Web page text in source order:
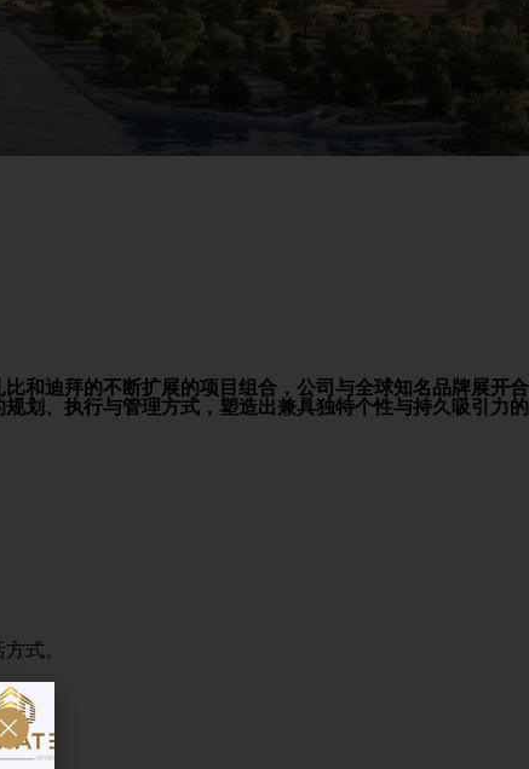
和迪拜的不断扩展的项目组合，公司与全球知名品牌展开合
划、执行与管理方式，塑造出兼具独特个性与持久吸引力的
式。